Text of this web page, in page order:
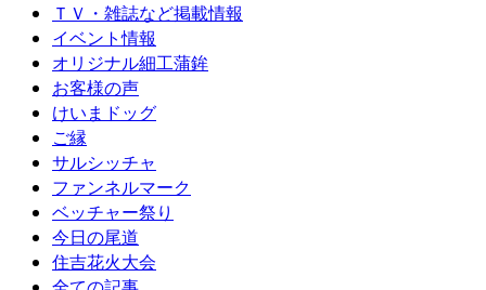
ＴＶ・雑誌など掲載情報
イベント情報
オリジナル細工蒲鉾
お客様の声
けいまドッグ
ご縁
サルシッチャ
ファンネルマーク
ベッチャー祭り
今日の尾道
住吉花火大会